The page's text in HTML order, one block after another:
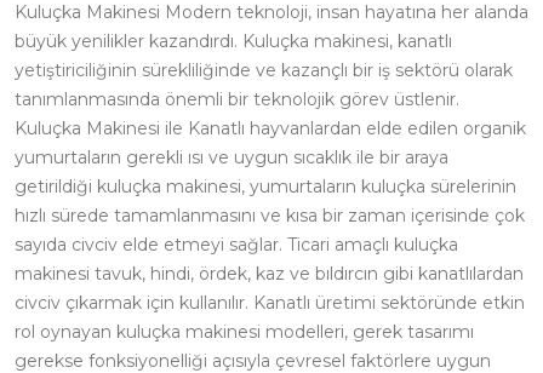
Kuluçka Makinesi Modern teknoloji, insan hayatına her alanda
büyük yenilikler kazandırdı. Kuluçka makinesi, kanatlı
yetiştiriciliğinin sürekliliğinde ve kazançlı bir iş sektörü olarak
tanımlanmasında önemli bir teknolojik görev üstlenir.
Kuluçka Makinesi ile Kanatlı hayvanlardan elde edilen organik
yumurtaların gerekli ısı ve uygun sıcaklık ile bir araya
getirildiği kuluçka makinesi, yumurtaların kuluçka sürelerinin
hızlı sürede tamamlanmasını ve kısa bir zaman içerisinde çok
sayıda civciv elde etmeyi sağlar. Ticari amaçlı kuluçka
makinesi tavuk, hindi, ördek, kaz ve bıldırcın gibi kanatlılardan
civciv çıkarmak için kullanılır. Kanatlı üretimi sektöründe etkin
rol oynayan kuluçka makinesi modelleri, gerek tasarımı
gerekse fonksiyonelliği açısıyla çevresel faktörlere uygun